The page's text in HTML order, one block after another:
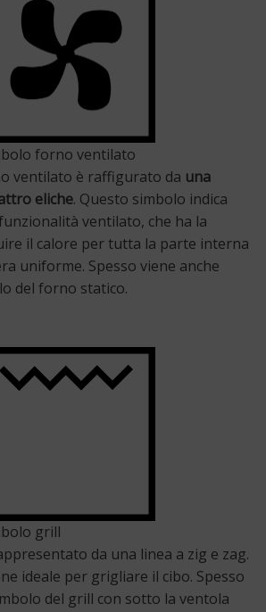
forno ventilato
ventilato è raffigurato da una
eliche. Questo simbolo indica
ventilato, che ha la
il calore per tutta la parte interna
uniforme. Spesso viene anche
del forno statico.
grill
da una linea a zig e zag.
ideale per grigliare il cibo. Spesso
del grill con sotto la ventola